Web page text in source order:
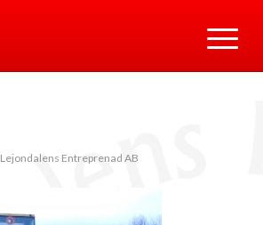
Lejondalens Entreprenad AB